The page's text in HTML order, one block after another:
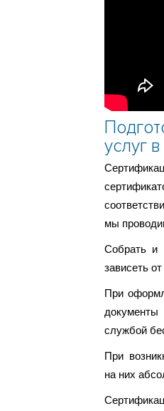
услуг
мы
Собрать и
зависеть
При
документы
службой
При
на них